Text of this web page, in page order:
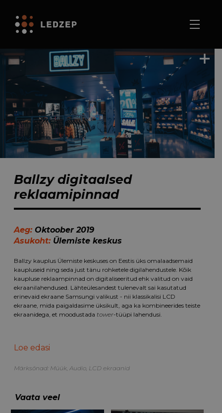
Ballzy digitaalsed
reklaamipinnad
Aeg: Oktoober 2019
Asukoht: Ülemiste keskus
Ballzy kauplus Ülemiste keskuses on Eestis üks omalaadsemaid
kaupluseid ning seda just tänu rohketele digilahendustele. Kõik
kaupluse reklaampinnad on digitaliseeritud ehk valitud on vaid
ekraanilahendused. Lähteülesandest tulenevalt sai kasutatud
erinevaid ekraane Samsungi valikust - nii klassikalisi LCD
ekraane, mida paigaldasime üksikult, aga ka kombineerides teiste
ekraanidega, et moodustada tower-tüüpi lahendusi.
maksimaalselt efektne. Ekraanide kinnitamiseks sai kasutatud
juhtimiseks sai klient ka sisuhaldustarkvara. Kuna eesmärk oli
Tutvu lähemalt Samsungi profilahendustega
Loe edasi
Märksõnad: Müük, Audio, LCD ekraanid
Vaata veel